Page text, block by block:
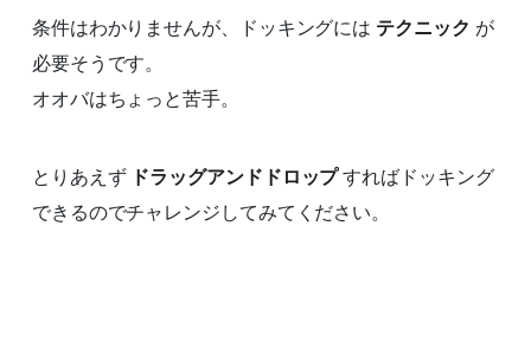
条件はわかりませんが、ドッキングには テクニック が
必要そうです。
オオバはちょっと苦手。
とりあえず ドラッグアンドドロップすればドッキング
できるのでチャレンジしてみてください。